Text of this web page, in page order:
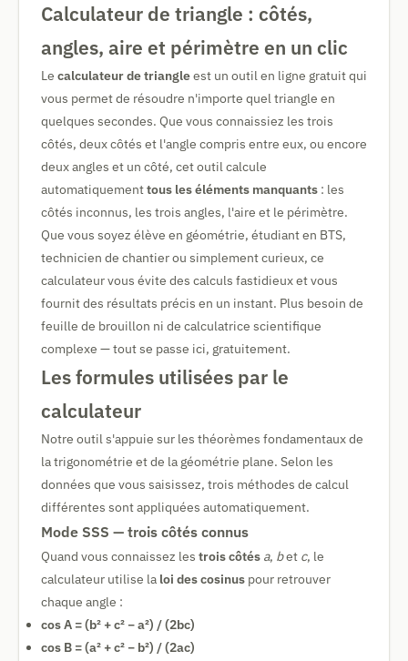
Calculateur de triangle : côtés,
angles, aire et périmètre en un clic
Le calculateur de triangleest un outil en ligne gratuit qui
vous permet de résoudre n'importe quel triangle en
quelques secondes. Que vous connaissiez les trois
côtés, deux côtés et l'angle compris entre eux, ou encore
deux angles et un côté, cet outil calcule
automatiquementtous les éléments manquants : les
côtés inconnus, les trois angles, l'aire et le périmètre.
Que vous soyez élève en géométrie, étudiant en BTS,
technicien de chantier ou simplement curieux, ce
calculateur vous évite des calculs fastidieux et vous
fournit des résultats précis en un instant. Plus besoin de
feuille de brouillon ni de calculatrice scientifique
complexe — tout se passe ici, gratuitement.
Les formules utilisées par le
calculateur
Notre outil s'appuie sur les théorèmes fondamentaux de
la trigonométrie et de la géométrie plane. Selon les
données que vous saisissez, trois méthodes de calcul
différentes sont appliquées automatiquement.
Mode SSS — trois côtés connus
Quand vous connaissez les trois côtés a, bet c, le
calculateur utilise la loi des cosinus pour retrouver
chaque angle :
cos A = (b² + c² − a²) / (2bc)
cos B = (a² + c² − b²) / (2ac)